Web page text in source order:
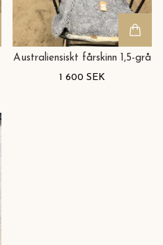
Australiensiskt fårskinn 1,5-grå
1 600 SEK